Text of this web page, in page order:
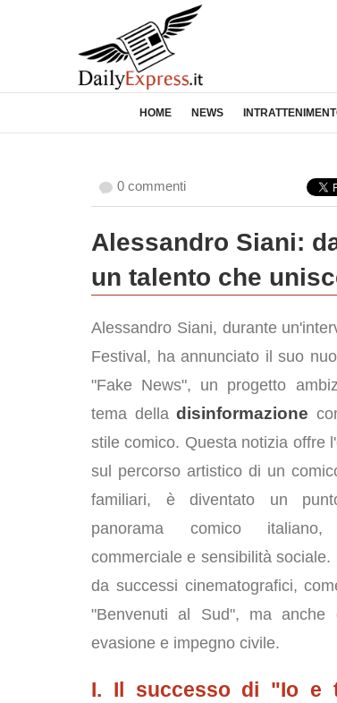
HOME NEWS
0 commenti
Alessandro Siani:
un talento che
Alessandro Siani, durante
Festival, ha annunciato il suo
"Fake News", un progetto
tema delladisinformazione
stile comico. Questa notizia offre
sul percorso artistico di un
familiari, è diventato un
panorama comico
commerciale e sensibilità
da successi cinematografici,
"Benvenuti al Sud", ma anche
evasione e impegno civile.
I. Il successo di "Io e